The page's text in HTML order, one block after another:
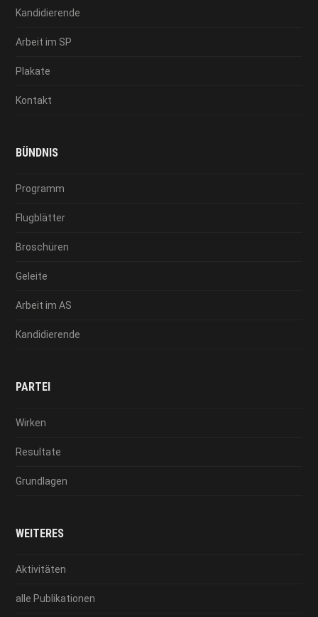
Kandidierende
Arbeit im SP
Plakate
Kontakt
BÜNDNIS
Programm
Flugblätter
Broschüren
Geleite
Arbeit im AS
Kandidierende
PARTEI
Wirken
Resultate
Grundlagen
WEITERES
Aktivitäten
alle Publikationen